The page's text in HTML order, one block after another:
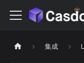
集成